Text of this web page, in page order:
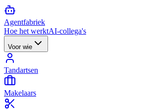
Agentfabriek
Hoe het werktAI-collega's
Voor wie
Tandartsen
Makelaars